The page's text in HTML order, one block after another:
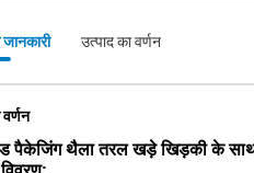
उत्पाद का वर्णन
पैकेजिंग थैला तरल खड़े खिड़की के